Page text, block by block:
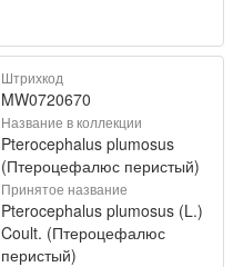
Штрихкод
MW0720670
Название в коллекции
Pterocephalus plumosus
(Птероцефалюс перистый)
Принятое название
Pterocephalus plumosus (L.)
Coult. (Птероцефалюс
перистый)